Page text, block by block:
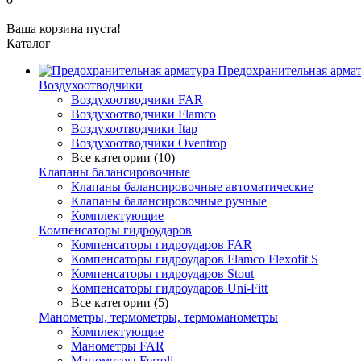
Ваша корзина пуста!
Каталог
Предохранительная
Воздухоотводчики
Воздухоотводчики FAR
Воздухоотводчики Flamco
Воздухоотводчики Itap
Воздухоотводчики Oventrop
Все категории (10)
Клапаны балансировочные
Клапаны балансировочные автоматические
Клапаны балансировочные ручные
Комплектующие
Компенсаторы гидроударов
Компенсаторы гидроударов FAR
Компенсаторы гидроударов Flamco Flexofit S
Компенсаторы гидроударов Stout
Компенсаторы гидроударов Uni-Fitt
Все категории (5)
Манометры, термометры, термоманометры
Комплектующие
Манометры FAR